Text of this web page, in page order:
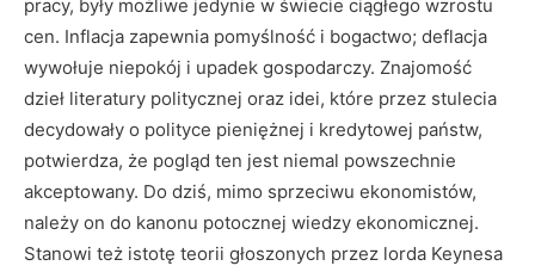
pracy, były możliwe jedynie w świecie ciągłego wzrostu
cen. Inflacja zapewnia pomyślność i bogactwo; deflacja
wywołuje niepokój i upadek gospodarczy. Znajomość
dzieł literatury politycznej oraz idei, które przez stulecia
decydowały o polityce pieniężnej i kredytowej państw,
potwierdza, że pogląd ten jest niemal powszechnie
akceptowany. Do dziś, mimo sprzeciwu ekonomistów,
należy on do kanonu potocznej wiedzy ekonomicznej.
Stanowi też istotę teorii głoszonych przez lorda Keynesa